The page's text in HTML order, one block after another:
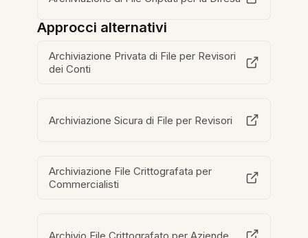
Approcci alternativi
Archiviazione Privata di File per Revisori
dei Conti
Archiviazione Sicura di File per Revisori
Archiviazione File Crittografata per
Commercialisti
Archivio File Crittografato per Aziende